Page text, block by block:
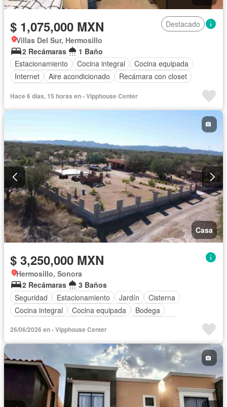
$ 1,075,000 MXN
Destacado
Villas Del Sur, Hermosillo
2 Recámaras
1 Baño
Estacionamiento
Cocina integral
Cocina equipada
Internet
Aire acondicionado
Recámara con closet
Hace 6 días, 15 horas en - Vipphouse Center
Casa
$ 3,250,000 MXN
Hermosillo, Sonora
2 Recámaras
3 Baños
Seguridad
Estacionamiento Jardín
Cisterna
Cocina integral
Cocina equipada
Bodega
Recámara con closet
Caseta de vigilancia
Parcialmente amueblado
26/06/2026 en - Vipphouse Center